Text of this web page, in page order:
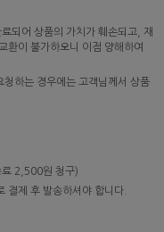
되어 상품의 가치가 훼손되고, 재
환이 불가하오니 이점 양해하여
하는 경우에는 고객님께서 상품
료 2,500원 청구)
결제 후 발송하셔야 합니다.